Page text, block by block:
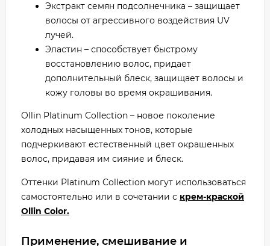
Экстракт семян подсолнечника – защищает
волосы от агрессивного воздействия UV
лучей.
Эластин – способствует быстрому
восстановлению волос, придает
дополнительный блеск, защищает волосы и
кожу головы во время окрашивания.
Ollin Platinum Collection – новое поколение
холодных насыщенных тонов, которые
подчеркивают естественный цвет окрашенных
волос, придавая им сияние и блеск.
Оттенки Platinum Collection могут использоваться
самостоятельно или в сочетании с крем-краской
Ollin Color.
Применение, смешивание и